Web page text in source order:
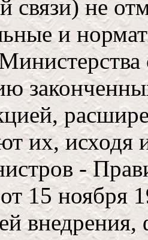
связи) не
и
их, исходя
-
15 ноября